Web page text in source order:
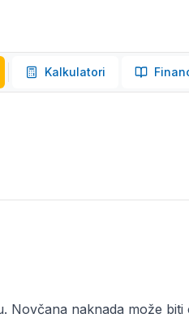
Kalkulatori
Novčana naknada može